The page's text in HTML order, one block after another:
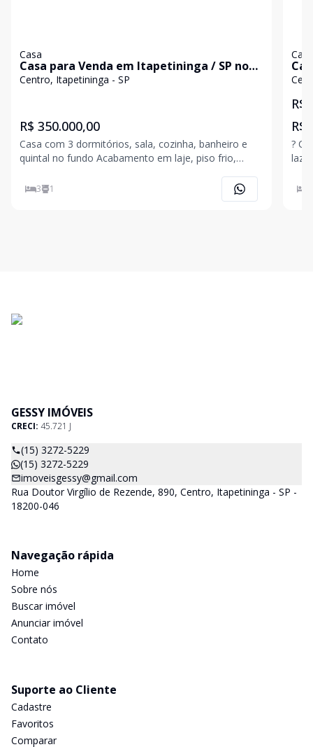
Casa
Casa para Venda em Itapetininga / SP no
bairro Centro
Centro, Itapetininga - SP
R$ 350.000,00
Casa com 3 dormitórios, sala, cozinha, banheiro e
quintal no fundo Acabamento em laje, piso frio,
Acabamentos: Laje, Piso Frio, - Cômodos: Cozinha,
3 1
Casa
R$
R$
?
lazer! Imóvel amplo e bem
lazer em
GESSY IMÓVEIS
CRECI: 45.721 J
(15) 3272-5229
(15) 3272-5229
imoveisgessy@gmail.com
Rua Doutor Virgílio de Rezende, 890, Centro, Itapetininga - SP -
18200-046
Navegação rápida
Home
Sobre nós
Buscar imóvel
Anunciar imóvel
Contato
Suporte ao Cliente
Cadastre
Favoritos
Comparar